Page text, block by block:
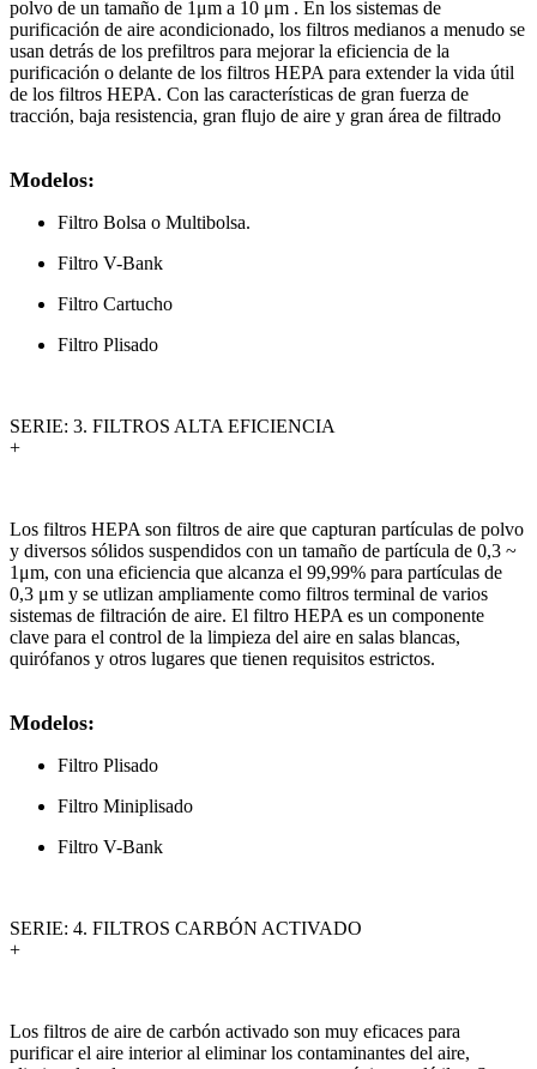
polvo de un tamaño de 1μm a 10 μm . En los sistemas de
purificación de aire acondicionado, los filtros medianos a menudo se
usan detrás de los prefiltros para mejorar la eficiencia de la
purificación o delante de los filtros HEPA para extender la vida útil
de los filtros HEPA. Con las características de gran fuerza de
tracción, baja resistencia, gran flujo de aire y gran área de filtrado
Modelos:
Filtro Bolsa o Multibolsa.
Filtro V-Bank
Filtro Cartucho
Filtro Plisado
SERIE: 3. FILTROS ALTA EFICIENCIA
+
Los filtros HEPA son filtros de aire que capturan partículas de polvo
y diversos sólidos suspendidos con un tamaño de partícula de 0,3 ~
1μm, con una eficiencia que alcanza el 99,99% para partículas de
0,3 μm y se utlizan ampliamente como filtros terminal de varios
sistemas de filtración de aire. El filtro HEPA es un componente
clave para el control de la limpieza del aire en salas blancas,
quirófanos y otros lugares que tienen requisitos estrictos.
Modelos:
Filtro Plisado
Filtro Miniplisado
Filtro V-Bank
SERIE: 4. FILTROS CARBÓN ACTIVADO
+
Los filtros de aire de carbón activado son muy eficaces para
purificar el aire interior al eliminar los contaminantes del aire,